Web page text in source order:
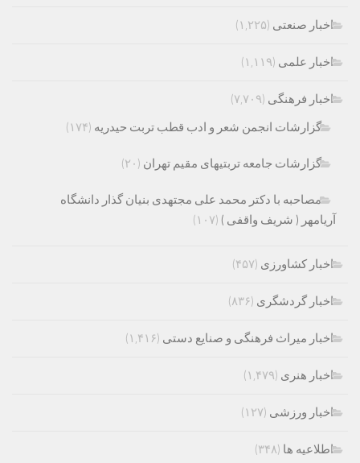
اخبار صنعتی (۱,۲۲۵)
اخبار علمی (۱,۱۱۹)
اخبار فرهنگی (۷,۷۰۹)
گزارشات انجمن شعر و ادب قطب تربت حیدریه (۱۷۴)
گزارشات جامعه تربتیهای مقیم تهران (۲۰)
مصاحبه با دکتر محمد علی مجتهدی بنیان گذار دانشگاه
آریامهر ( شریف واقفی ) (۱۰۷)
اخبار کشاورزی (۴۵۷)
اخبار گردشگری (۸۳۶)
اخبار میراث فرهنگی و صنایع دستی (۱,۴۱۶)
اخبار هنری (۱,۴۷۹)
اخبار ورزشی (۱۲۷)
اطلاعیه ها (۳۴۸)